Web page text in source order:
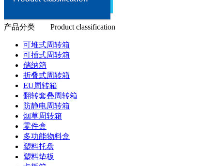
产品分类 Product classification
可堆式周转箱
可插式周转箱
储纳箱
折叠式周转箱
EU周转箱
翻转套叠周转箱
防静电周转箱
烟草周转箱
零件盒
多功能物料盒
塑料托盘
塑料垫板